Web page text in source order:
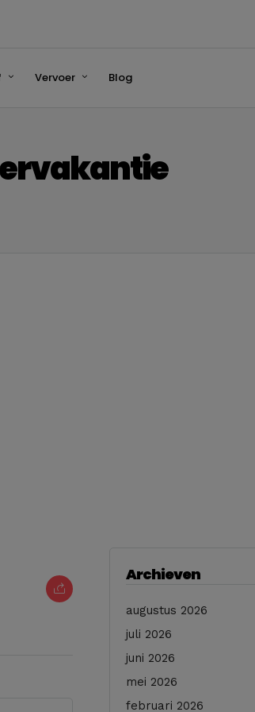
Vervoer Blog
Archieven
augustus 2026
juli 2026
juni 2026
mei 2026
februari 2026